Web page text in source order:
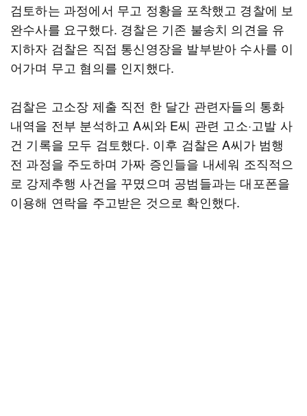
검토하는 과정에서 무고 정황을 포착했고 경찰에 보
완수사를 요구했다. 경찰은 기존 불송치 의견을 유
지하자 검찰은 직접 통신영장을 발부받아 수사를 이
어가며 무고 혐의를 인지했다.
검찰은 고소장 제출 직전 한 달간 관련자들의 통화
내역을 전부 분석하고 A씨와 E씨 관련 고소·고발 사
건 기록을 모두 검토했다. 이후 검찰은 A씨가 범행
전 과정을 주도하며 가짜 증인들을 내세워 조직적으
로 강제추행 사건을 꾸몄으며 공범들과는 대포폰을
이용해 연락을 주고받은 것으로 확인했다.